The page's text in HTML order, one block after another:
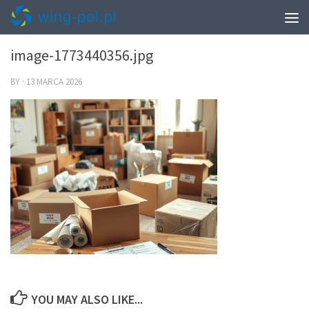
0
image-1773440356.jpg
BY · 13 MARCA 2026
YOU MAY ALSO LIKE...